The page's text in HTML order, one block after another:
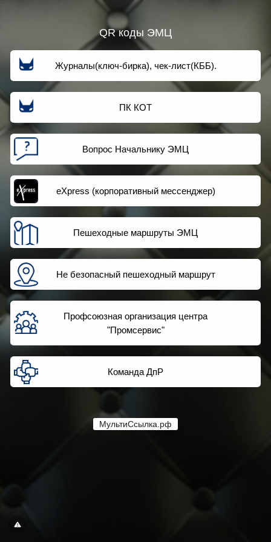
QR коды ЭМЦ
Журналы(ключ-бирка), чек-лист(КББ).
ПК КОТ
Вопрос Начальнику ЭМЦ
eXpress (корпоративный мессенджер)
Пешеходные маршруты ЭМЦ
Не безопасный пешеходный маршрут
Профсоюзная организация центра
"Промсервис"
Команда ДпР
МультиСсылка.рф